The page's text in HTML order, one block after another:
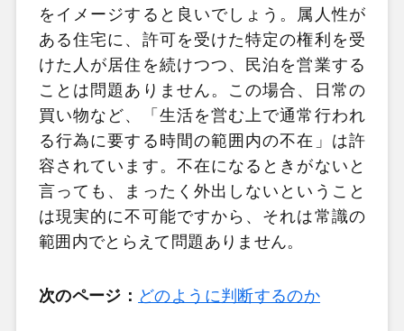
をイメージすると良いでしょう。属人性が
ある住宅に、許可を受けた特定の権利を受
けた人が居住を続けつつ、民泊を営業する
ことは問題ありません。この場合、日常の
買い物など、「生活を営む上で通常行われ
る行為に要する時間の範囲内の不在」は許
容されています。不在になるときがないと
言っても、まったく外出しないということ
は現実的に不可能ですから、それは常識の
範囲内でとらえて問題ありません。
次のページ： どのように判断するのか